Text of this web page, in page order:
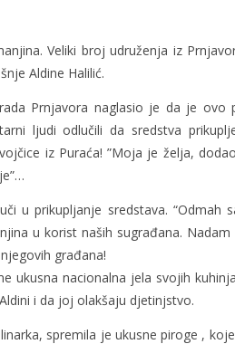
Veliki broj udruženja iz
Aldine Halilić.
Prnjavora naglasio je da je ovo
ljudi odlučili da sredstva
iz Puraća! ”Moja je želja,
u prikupljanje sredstava. “Odmah
u korist naših sugrađana. Nadam
građana!
ukusna nacionalna jela svojih
i da joj olakšaju djetinjstvo.
spremila je ukusne piroge ,